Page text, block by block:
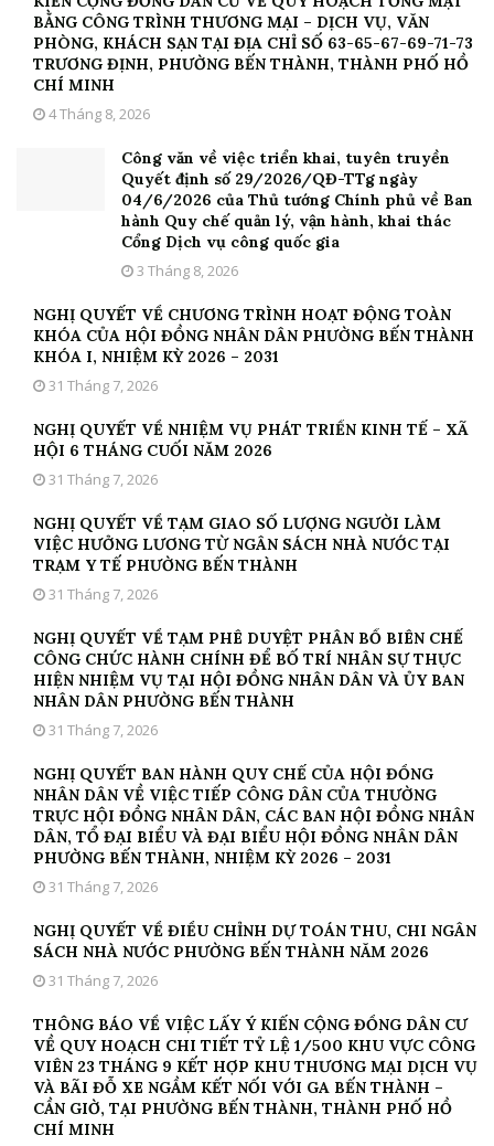
BẰNG CÔNG TRÌNH THƯƠNG MẠI – DỊCH VỤ, VĂN
PHÒNG, KHÁCH SẠN TẠI ĐỊA CHỈ SỐ 63-65-67-69-71-73
TRƯƠNG ĐỊNH, PHƯỜNG BẾN THÀNH, THÀNH PHỐ HỒ
CHÍ MINH
4 Tháng 8, 2026
Công văn về việc triển khai, tuyên truyền
Quyết định số 29/2026/QĐ-TTg ngày
04/6/2026 của Thủ tướng Chính phủ về Ban
hành Quy chế quản lý, vận hành, khai thác
Cổng Dịch vụ công quốc gia
3 Tháng 8, 2026
NGHỊ QUYẾT VỀ CHƯƠNG TRÌNH HOẠT ĐỘNG TOÀN
KHÓA CỦA HỘI ĐỒNG NHÂN DÂN PHƯỜNG BẾN THÀNH
KHÓA I, NHIỆM KỲ 2026 – 2031
31 Tháng 7, 2026
NGHỊ QUYẾT VỀ NHIỆM VỤ PHÁT TRIỂN KINH TẾ – XÃ
HỘI 6 THÁNG CUỐI NĂM 2026
31 Tháng 7, 2026
NGHỊ QUYẾT VỀ TẠM GIAO SỐ LƯỢNG NGƯỜI LÀM
VIỆC HƯỞNG LƯƠNG TỪ NGÂN SÁCH NHÀ NƯỚC TẠI
TRẠM Y TẾ PHƯỜNG BẾN THÀNH
31 Tháng 7, 2026
NGHỊ QUYẾT VỀ TẠM PHÊ DUYỆT PHÂN BỔ BIÊN CHẾ
CÔNG CHỨC HÀNH CHÍNH ĐỂ BỐ TRÍ NHÂN SỰ THỰC
HIỆN NHIỆM VỤ TẠI HỘI ĐỒNG NHÂN DÂN VÀ ỦY BAN
NHÂN DÂN PHƯỜNG BẾN THÀNH
31 Tháng 7, 2026
NGHỊ QUYẾT BAN HÀNH QUY CHẾ CỦA HỘI ĐỒNG
NHÂN DÂN VỀ VIỆC TIẾP CÔNG DÂN CỦA THƯỜNG
TRỰC HỘI ĐỒNG NHÂN DÂN, CÁC BAN HỘI ĐỒNG NHÂN
DÂN, TỔ ĐẠI BIỂU VÀ ĐẠI BIỂU HỘI ĐỒNG NHÂN DÂN
PHƯỜNG BẾN THÀNH, NHIỆM KỲ 2026 – 2031
31 Tháng 7, 2026
NGHỊ QUYẾT VỀ ĐIỀU CHỈNH DỰ TOÁN THU, CHI NGÂN
SÁCH NHÀ NƯỚC PHƯỜNG BẾN THÀNH NĂM 2026
31 Tháng 7, 2026
THÔNG BÁO VỀ VIỆC LẤY Ý KIẾN CỘNG ĐỒNG DÂN CƯ
VỀ QUY HOẠCH CHI TIẾT TỶ LỆ 1/500 KHU VỰC CÔNG
VIÊN 23 THÁNG 9 KẾT HỢP KHU THƯƠNG MẠI DỊCH VỤ
VÀ BÃI ĐỖ XE NGẦM KẾT NỐI VỚI GA BẾN THÀNH –
CẦN GIỜ, TẠI PHƯỜNG BẾN THÀNH, THÀNH PHỐ HỒ
CHÍ MINH